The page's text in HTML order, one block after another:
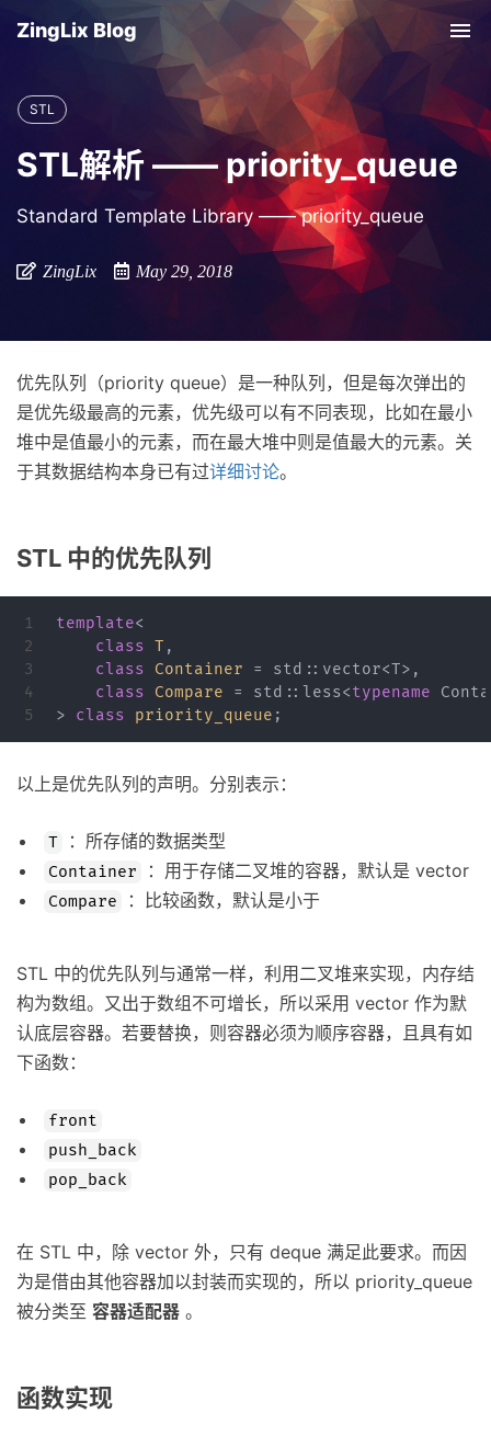
ZingLix Blog
STL
STL解析 —— priority_queue
Standard Template Library —— priority_queue
ZingLix May 29, 2018
优先队列（priority queue）是一种队列，但是每次弹出的
是优先级最高的元素，优先级可以有不同表现，比如在最小
堆中是值最小的元素，而在最大堆中则是值最大的元素。关
于其数据结构本身已有过详细讨论。
STL 中的优先队列
1
2
3
4
template<
class T ,
class
Container = std :: vector<T>,
class
Compare = std :: less<typename
>
class priority_queue ;
以上是优先队列的声明。分别表示：
T ：所存储的数据类型
Container ：用于存储二叉堆的容器，默认是 vector
Compare ：比较函数，默认是小于
STL 中的优先队列与通常一样，利用二叉堆来实现，内存结
构为数组。又出于数组不可增长，所以采用 vector 作为默
认底层容器。若要替换，则容器必须为顺序容器，且具有如
下函数：
front
push_back
pop_back
在 STL 中，除 vector 外，只有 deque 满足此要求。而因
为是借由其他容器加以封装而实现的，所以 priority_queue
被分类至 容器适配器 。
函数实现